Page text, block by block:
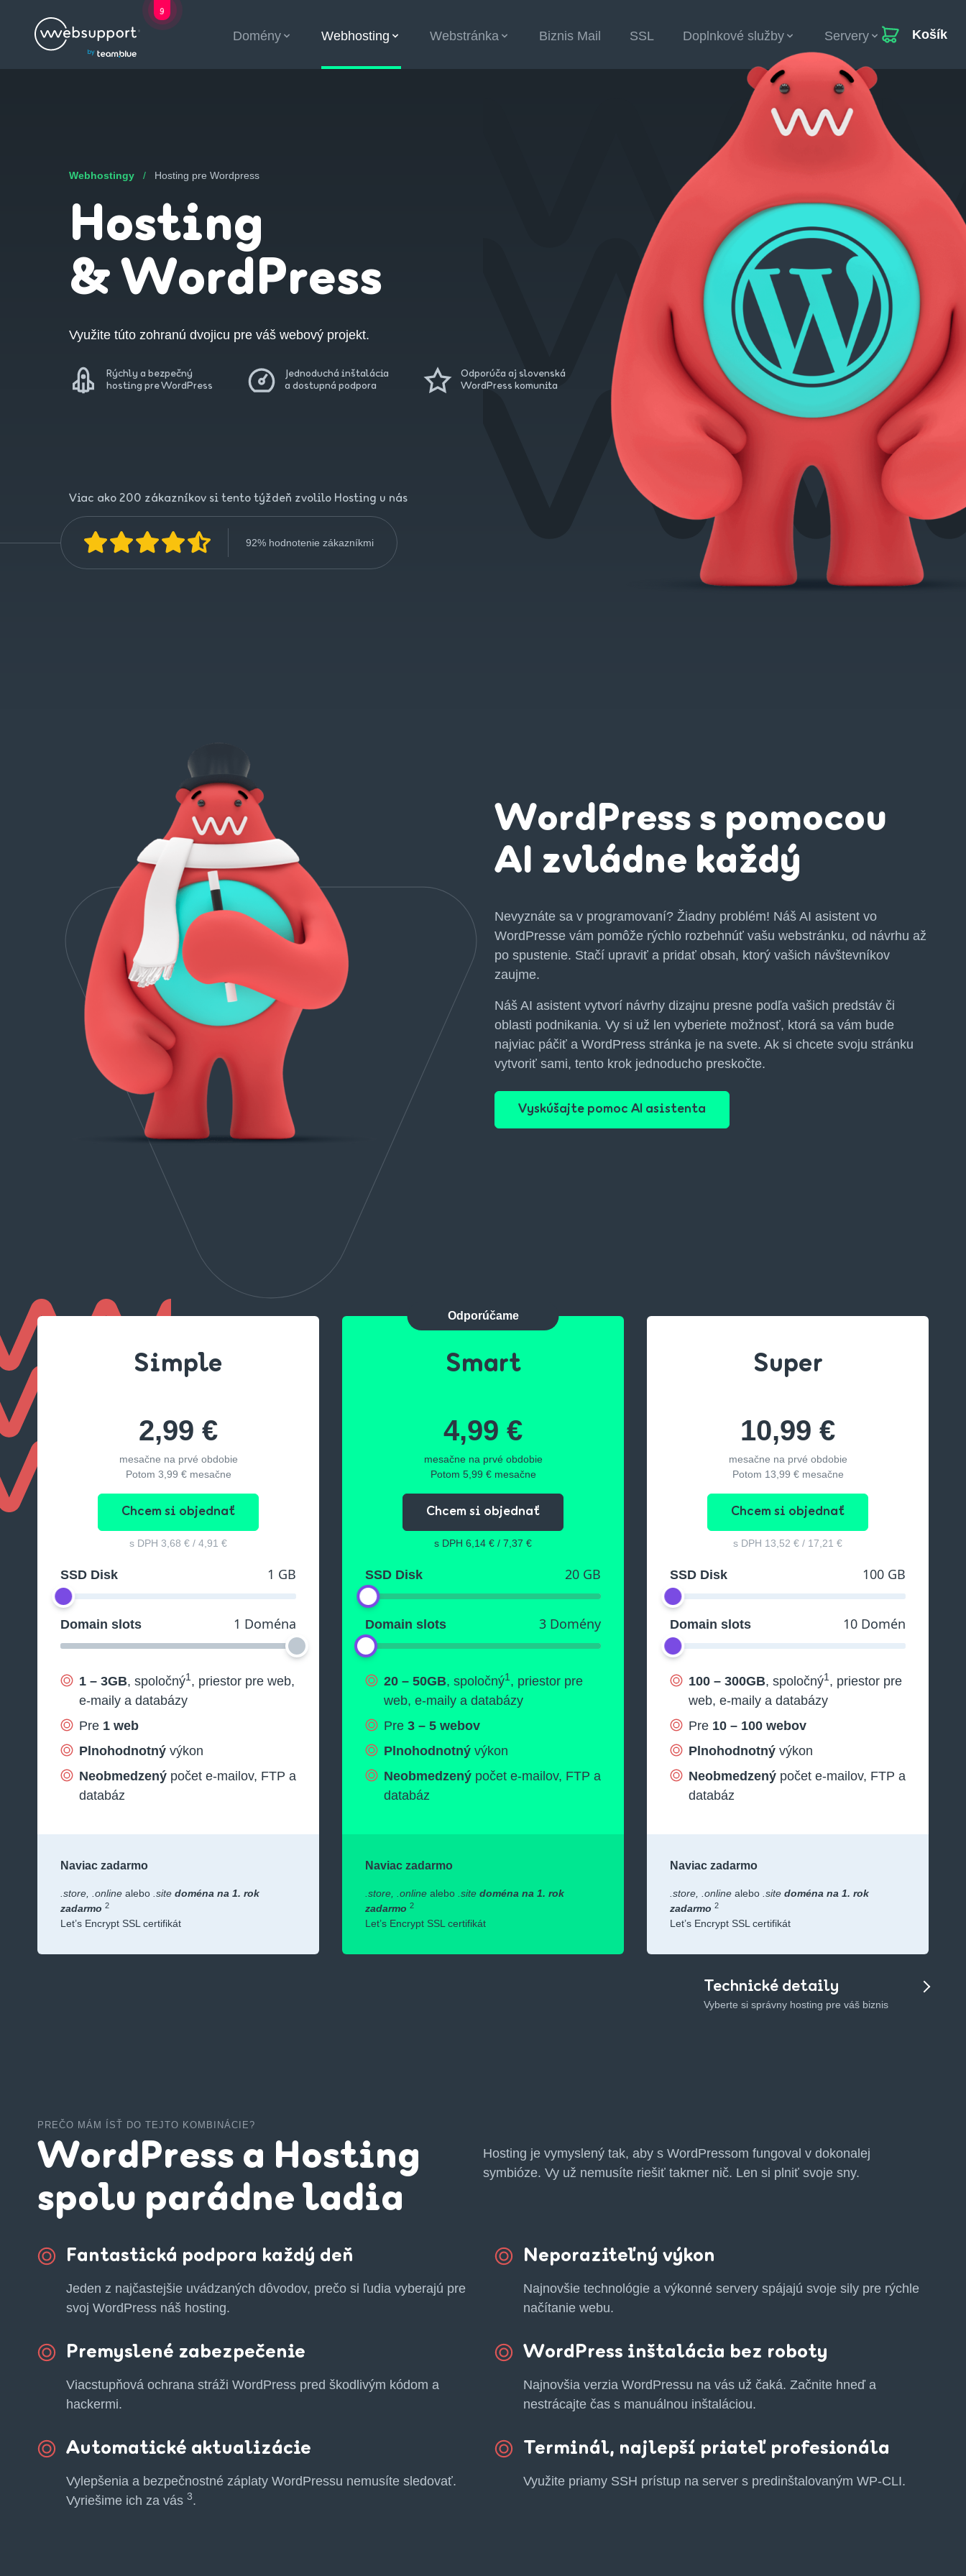
Skip
9
otvorených pozícií
Domény Webhosting Webstránka Biznis Mail SSL Doplnkové služby Servery Košík
Webhostingy / Hosting pre Wordpress
Hosting
& WordPress
Využite túto zohranú dvojicu pre váš webový projekt.
Rýchly a bezpečný
hosting pre WordPress
Jednoduchá inštalácia
a dostupná podpora
Odporúča aj slovenská
WordPress komunita
Viac ako 200 zákazníkov si tento týždeň zvolilo Hosting u nás
92% hodnotenie zákazníkmi
WordPress s pomocou
AI zvládne každý
Nevyznáte sa v programovaní? Žiadny problém! Náš AI asistent vo
WordPresse vám pomôže rýchlo rozbehnúť vašu webstránku, od návrhu až
po spustenie. Stačí upraviť a pridať obsah, ktorý vašich návštevníkov
zaujme.
Náš AI asistent vytvorí návrhy dizajnu presne podľa vašich predstáv či
oblasti podnikania. Vy si už len vyberiete možnosť, ktorá sa vám bude
najviac páčiť a WordPress stránka je na svete. Ak si chcete svoju stránku
vytvoriť sami, tento krok jednoducho preskočte.
Vyskúšajte pomoc AI asistenta
Simple
2,99 €
mesačne na prvé obdobie
Potom 3,99 €mesačne
Chcem si objednať
s DPH 3,68 € / 4,91 €
SSD Disk 1 GB
Domain slots 1 Doména
1 – 3GB, spoločný1, priestor pre web,
e-maily a databázy
Pre 1 web
Plnohodnotný výkon
Neobmedzený počet e-mailov, FTP a
databáz
Naviac zadarmo
.store, .online alebo .site doména na 1. rok
zadarmo 2
Let’s Encrypt SSL certifikát
Odporúčame
Smart
4,99 €
mesačne na prvé obdobie
Potom 5,99 €mesačne
Chcem si objednať
s DPH 6,14 € / 7,37 €
SSD Disk 20 GB
Domain slots 3 Domény
20 – 50GB, spoločný1, priestor pre
web, e-maily a databázy
Pre 3 – 5 webov
Plnohodnotný výkon
Neobmedzený počet e-mailov, FTP a
databáz
Naviac zadarmo
.store, .online alebo .site doména na 1. rok
zadarmo 2
Let’s Encrypt SSL certifikát
Super
10,99 €
mesačne na prvé obdobie
Potom 13,99 €mesačne
Chcem si objednať
s DPH 13,52 € / 17,21 €
SSD Disk 100 GB
Domain slots 10 Domén
100 – 300GB, spoločný1, priestor pre
web, e-maily a databázy
Pre 10 – 100 webov
Plnohodnotný výkon
Neobmedzený počet e-mailov, FTP a
databáz
Naviac zadarmo
.store, .online alebo .site doména na 1. rok
zadarmo 2
Let’s Encrypt SSL certifikát
Technické detaily
Vyberte si správny hosting pre váš biznis
PREČO MÁM ÍSŤ DO TEJTO KOMBINÁCIE?
WordPress a Hosting
spolu parádne ladia
Hosting je vymyslený tak, aby s WordPressom fungoval v dokonalej
symbióze. Vy už nemusíte riešiť takmer nič. Len si plniť svoje sny.
Fantastická podpora každý deň
Jeden z najčastejšie uvádzaných dôvodov, prečo si ľudia vyberajú pre
svoj WordPress náš hosting.
Neporaziteľný výkon
Najnovšie technológie a výkonné servery spájajú svoje sily pre rýchle
načítanie webu.
Premyslené zabezpečenie
Viacstupňová ochrana stráži WordPress pred škodlivým kódom a
hackermi.
WordPress inštalácia bez roboty
Najnovšia verzia WordPressu na vás už čaká. Začnite hneď a
nestrácajte čas s manuálnou inštaláciou.
Automatické aktualizácie
Vylepšenia a bezpečnostné záplaty WordPressu nemusíte sledovať.
Vyriešime ich za vás 3.
Terminál, najlepší priateľ profesionála
Využite priamy SSH prístup na server s predinštalovaným WP-CLI.